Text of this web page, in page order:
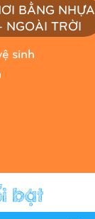
BẰNG NHỰA
NGOÀI TRỜI
sinh
9H5408
9H5412